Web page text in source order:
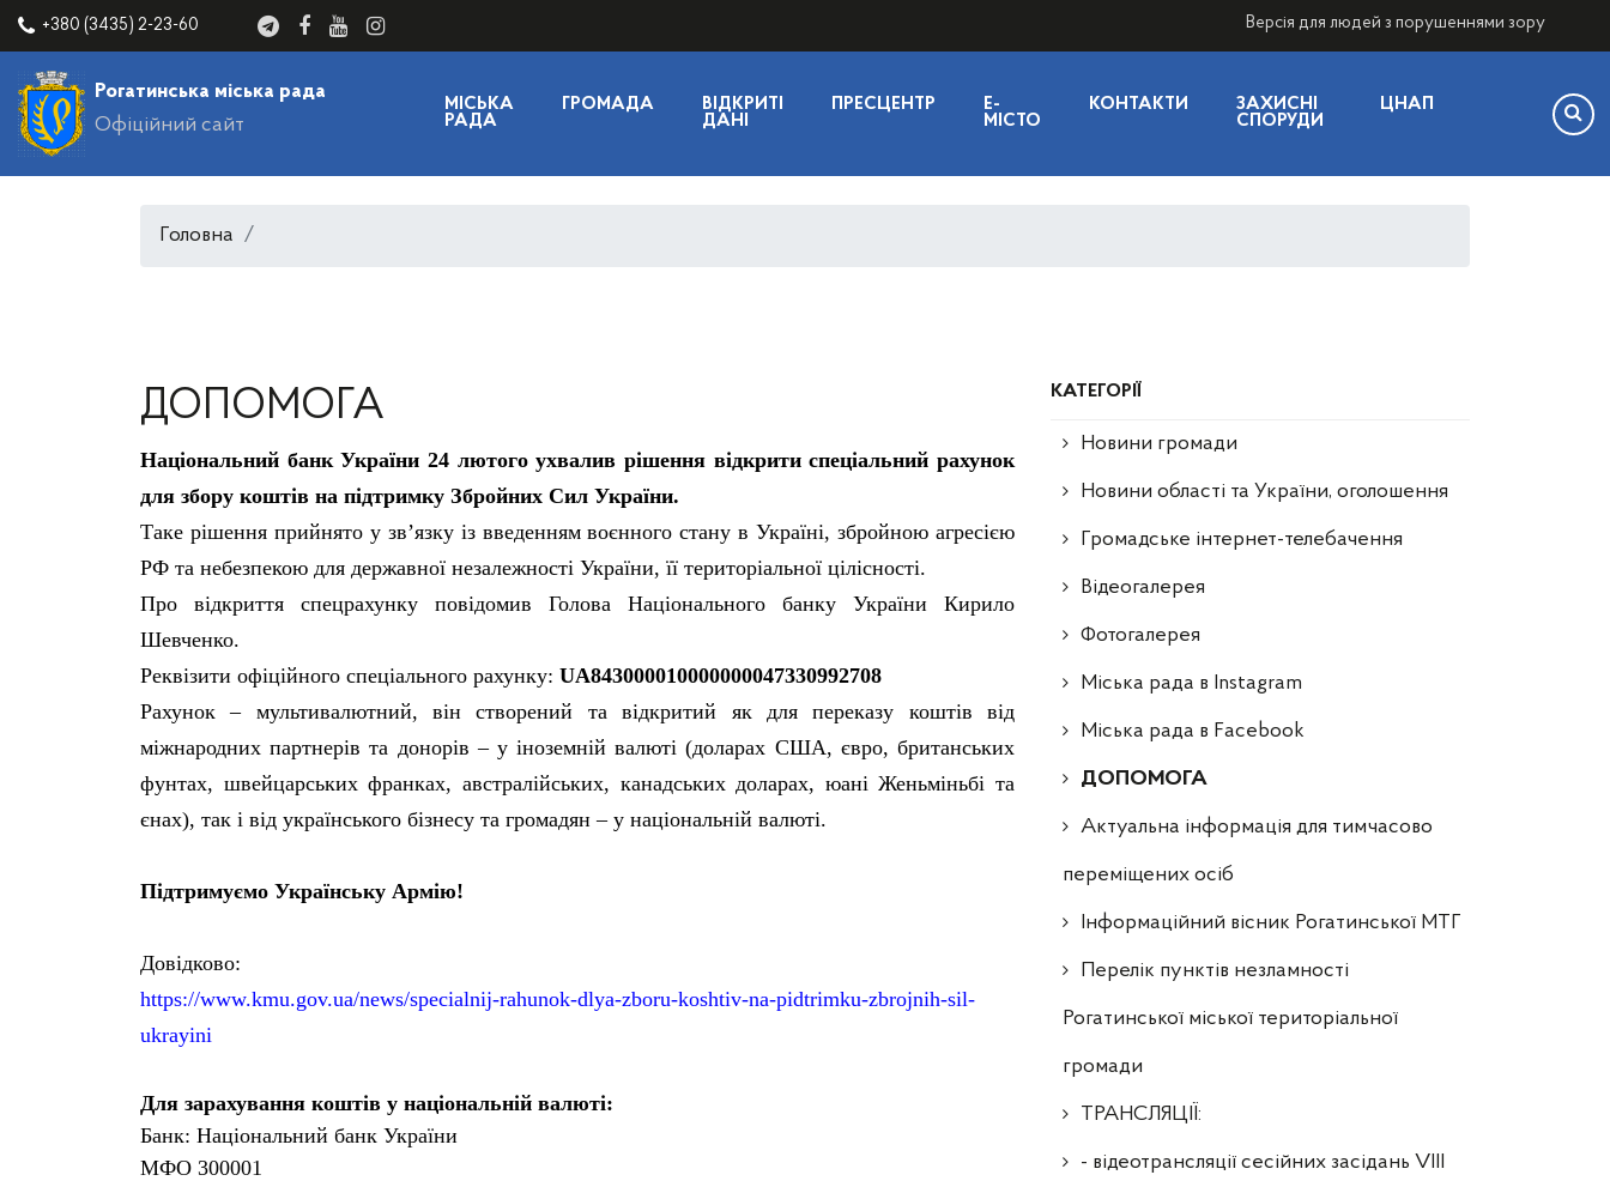
+380 (3435) 2-23-60 Версія для людей з порушеннями зору
Рогатинська міська рада
Офіційний сайт
МІСЬКА
РАДА
ГРОМАДА
ВІДКРИТІ
ДАНІ
ПРЕСЦЕНТР
E-
МІСТО
КОНТАКТИ
ЗАХИСНІ
СПОРУДИ
ЦНАП
Головна
ДОПОМОГА
Національний банк України 24 лютого ухвалив рішення відкрити спеціальний рахунок
для збору коштів на підтримку Збройних Сил України.
Таке рішення прийнято у зв’язку із введенням воєнного стану в Україні, збройною агресією
РФ та небезпекою для державної незалежності України, її територіальної цілісності.
Про відкриття спецрахунку повідомив Голова Національного банку України Кирило
Шевченко.
Реквізити офіційного спеціального рахунку: UA843000010000000047330992708
Рахунок – мультивалютний, він створений та відкритий як для переказу коштів від
міжнародних партнерів та донорів – у іноземній валюті (доларах США, євро, британських
фунтах, швейцарських франках, австралійських, канадських доларах, юані Женьміньбі та
єнах), так і від українського бізнесу та громадян – у національній валюті.
Підтримуємо Українську Армію!
Довідково:
https://www.kmu.gov.ua/news/specialnij-rahunok-dlya-zboru-koshtiv-na-pidtrimku-zbrojnih-sil-
ukrayini
Для зарахування коштів у національній валюті:
Банк: Національний банк України
МФО 300001
КАТЕГОРІЇ
Новини громади
Новини області та України, оголошення
Громадське інтернет-телебачення
Відеогалерея
Фотогалерея
Міська рада в Instagram
Міська рада в Facebook
ДОПОМОГА
Актуальна інформація для тимчасово
переміщених осіб
Інформаційний вісник Рогатинської МТГ
Перелік пунктів незламності
Рогатинської міської територіальної
громади
ТРАНСЛЯЦІЇ:
- відеотрансляції сесійних засідань VIII